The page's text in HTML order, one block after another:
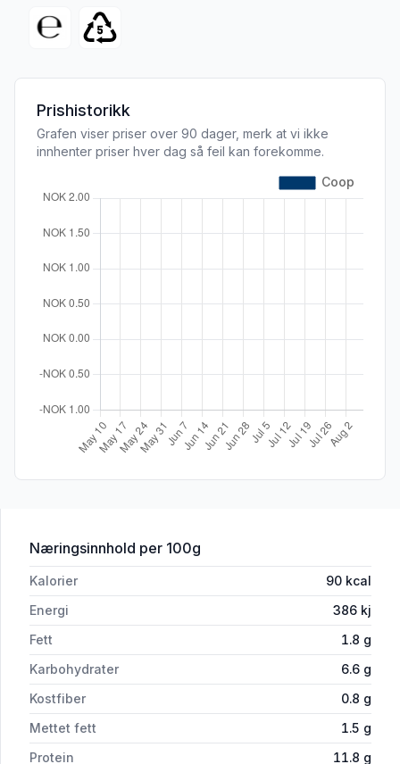
Prishistorikk
Grafen viser priser over 90 dager, merk at vi ikke
innhenter priser hver dag så feil kan forekomme.
Næringsinnhold for 'BE:WE Proteinpudding Sjokolade
per 100g
Kalorier 90 kcal
Energi
386 kj
Fett
1.8 g
Karbohydrater
6.6 g
Kostfiber
0.8 g
Mettet fett
1.5 g
Protein
11.8 g